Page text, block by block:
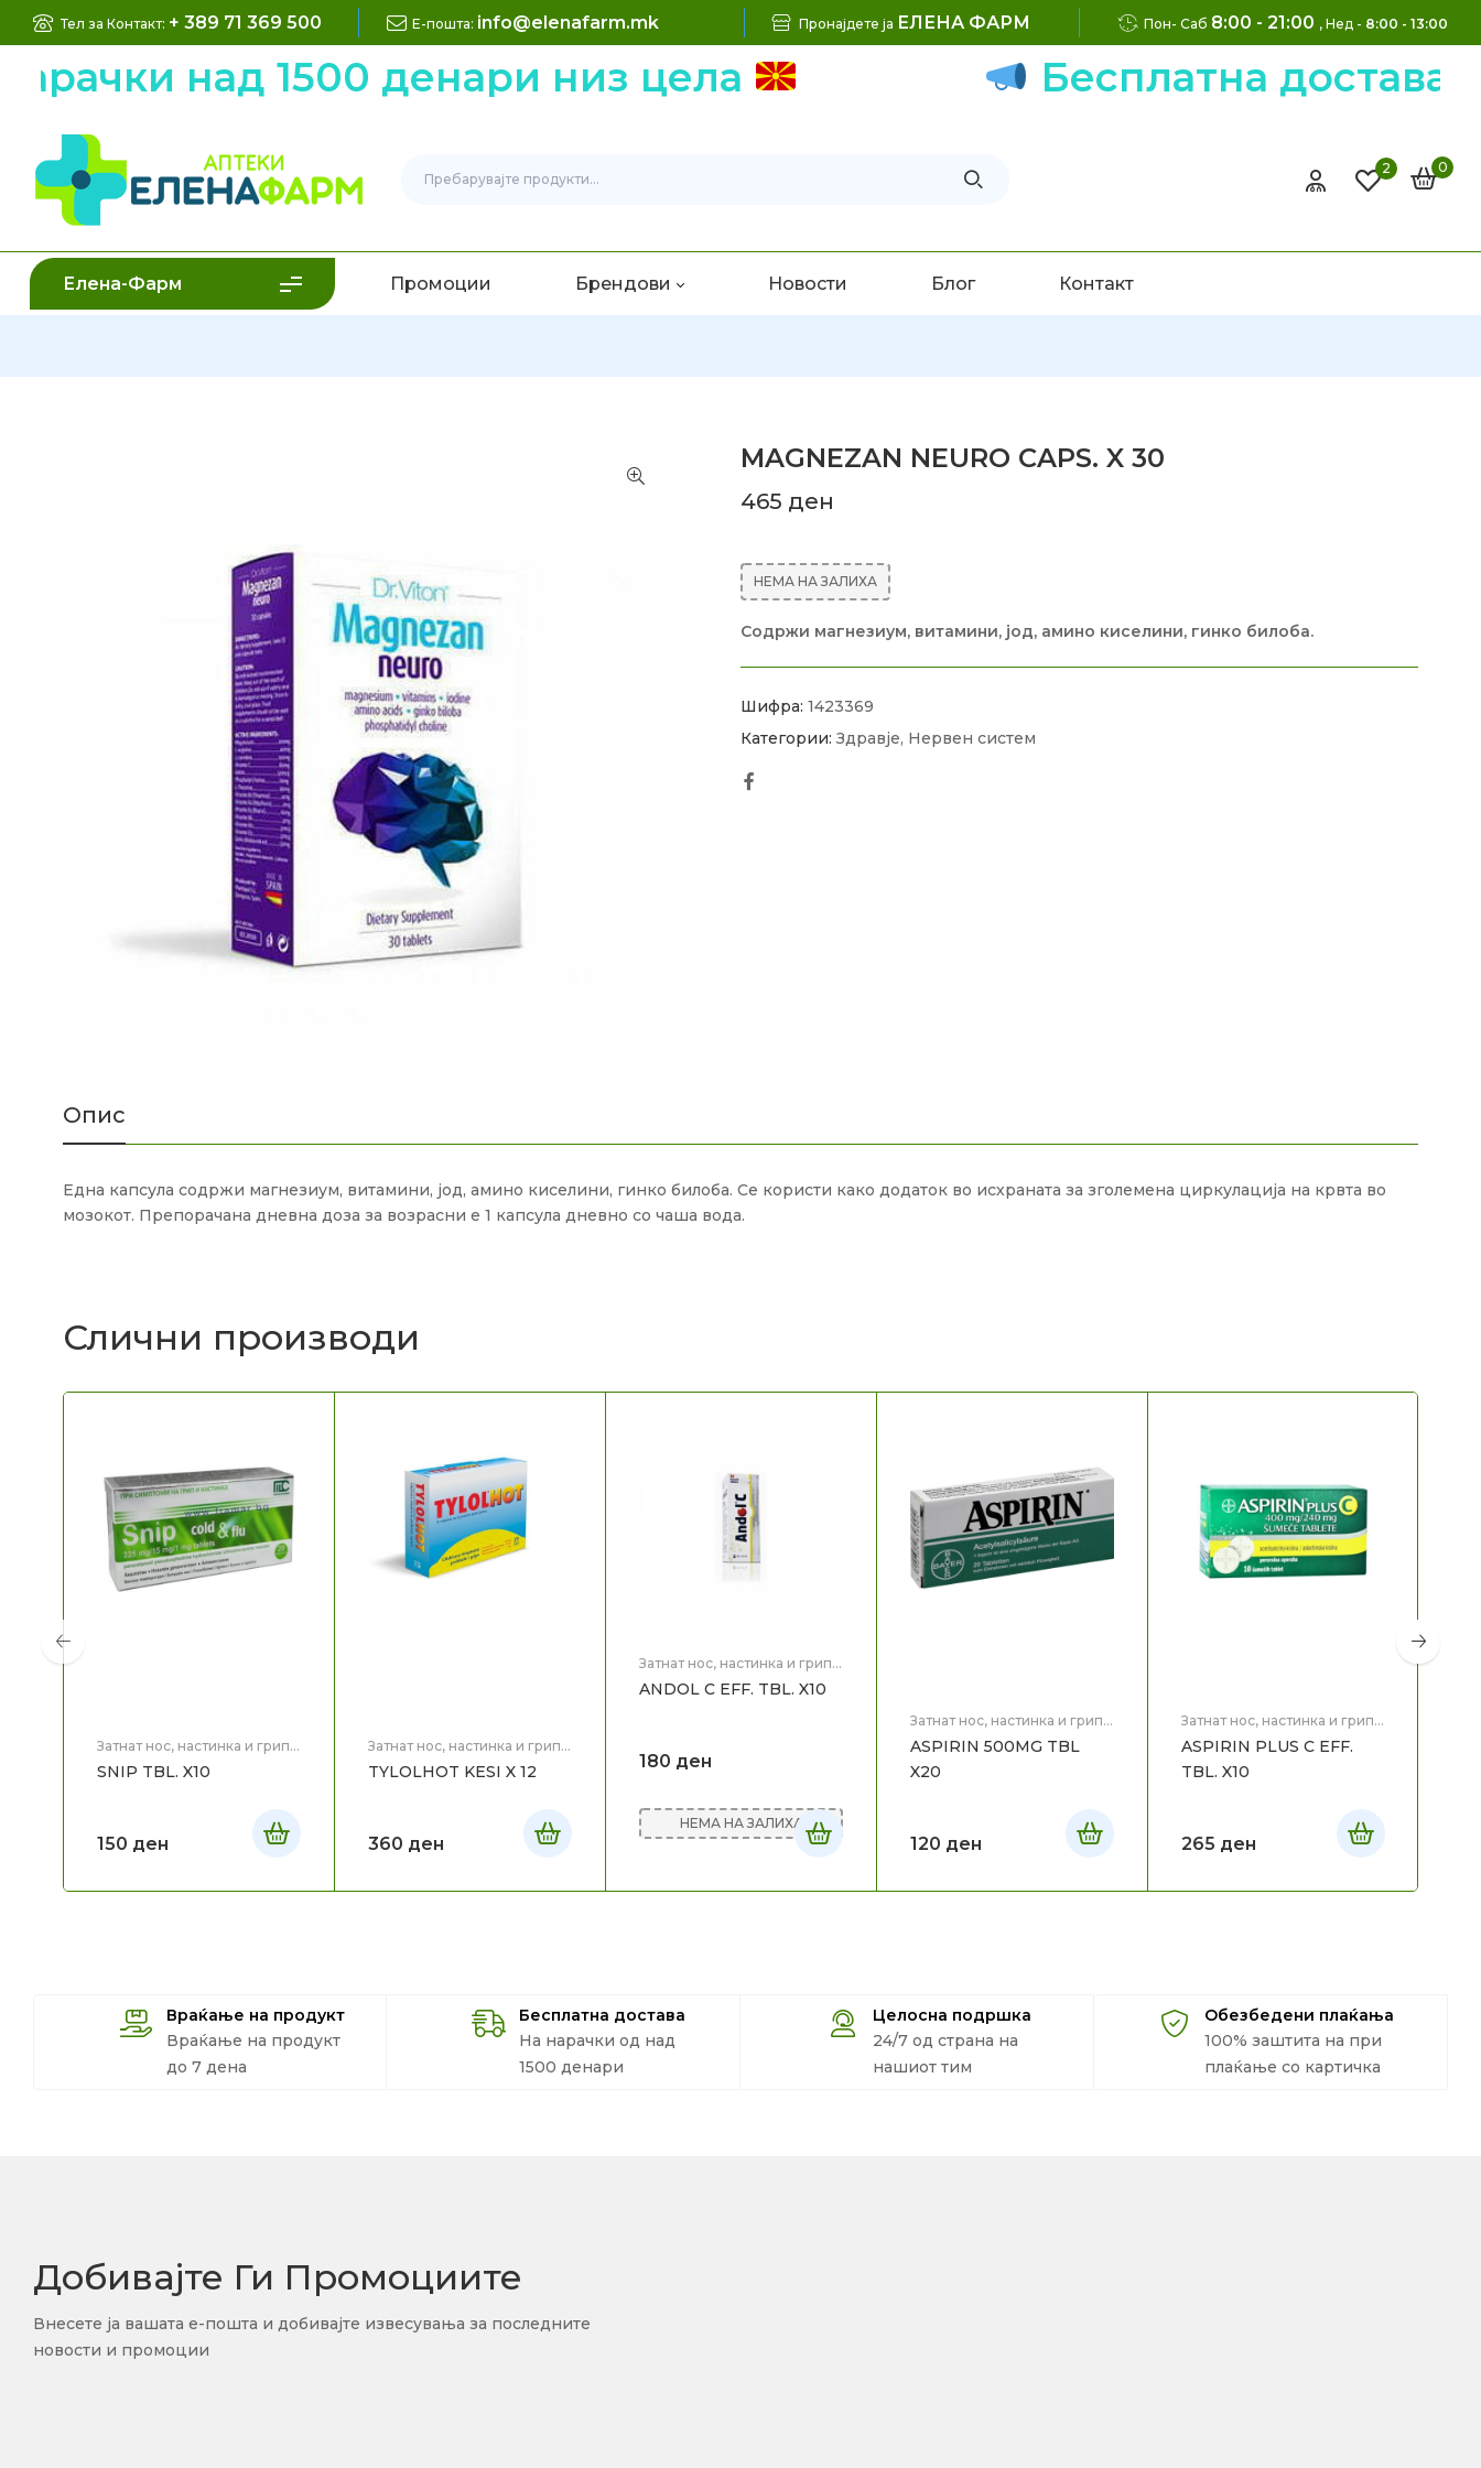
Тел за Контакт: + 389 71 369 500 Е-пошта: info@elenafarm.mk Пронајдете ја ЕЛЕНА ФАРМ Пон- Саб 8:00 - 21:00 , Нед - 8:00 - 13:00
над 1500 денари низ цела Бесплатна достава на
2 0
Елена-Фарм Промоции Брендови Новости Блог Контакт
MAGNEZAN NEURO CAPS. X 30
465 ден
НЕМА НА ЗАЛИХА
Содржи магнезиум, витамини, јод, амино киселини, гинко билоба.
Шифра: 1423369
Категории: Здравје, Нервен систем
Опис
Една капсула содржи магнезиум, витамини, јод, амино киселини, гинко билоба. Се користи како додаток во исхраната за зголемена циркулација на крвта во
мозокот. Препорачана дневна доза за возрасни е 1 капсула дневно со чаша вода.
Слични производи
Затнат нос, настинка и грип,
SNIP TBL. X10
150 ден
Затнат нос, настинка и грип,
TYLOLHOT KESI X 12
360 ден
Затнат нос, настинка и грип,
ANDOL C EFF. TBL. X10
180 ден
НЕМА НА ЗАЛИХА
Затнат нос, настинка и грип,
ASPIRIN 500MG TBL
X20
120 ден
Затнат нос, настинка и грип,
ASPIRIN PLUS C EFF.
TBL. X10
265 ден
Враќање на продукт
Враќање на продукт
до 7 дена
Бесплатна достава
На нарачки од над
1500 денари
Целосна подршка
24/7 од страна на
нашиот тим
Обезбедени плаќања
100% заштита на при
плаќање со картичка
Добивајте Ги Промоциите
Внесете ја вашата е-пошта и добивајте извесувања за последните
новости и промоции